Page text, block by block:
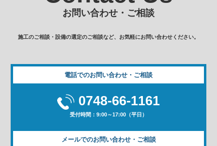
お問い合わせ・ご相談
施工のご相談・設備の選定のご相談など、お気軽にお問い合わせください。
電話でのお問い合わせ・ご相談
0748-66-1161
受付時間：9:00～17:00（平日）
メールでのお問い合わせ・ご相談